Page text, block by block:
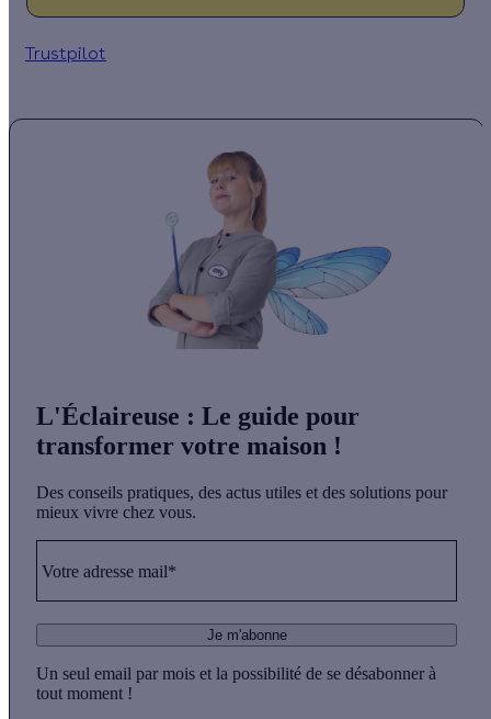
Trustpilot
L'Éclaireuse : Le guide pour
transformer votre maison !
Des conseils pratiques, des actus utiles et des solutions pour
mieux vivre chez vous.
Votre adresse mail*
Je m'abonne
Un seul email par mois et la possibilité de se désabonner à
tout moment !